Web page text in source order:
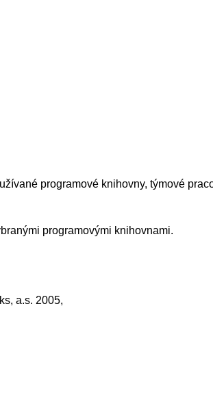
programové knihovny, týmové
programovými knihovnami.
a.s. 2005,